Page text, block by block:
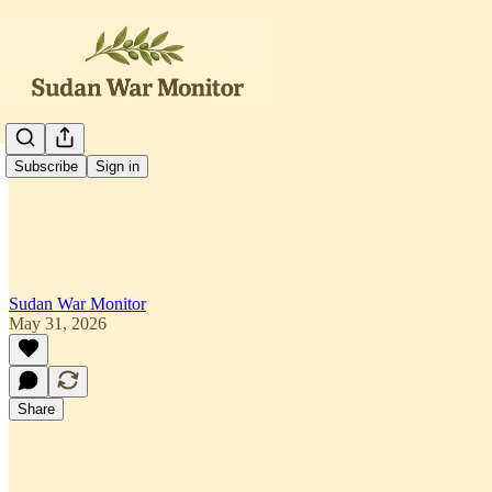
Subscribe Sign in العربية
Sudan War Monitor
May 31, 2026
Share